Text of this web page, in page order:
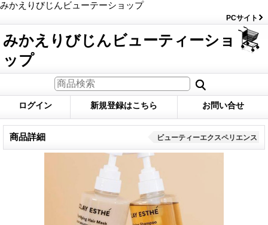
みかえりびじんビューテーショップ
PCサイト
みかえりびじんビューティーショ
ップ
ログイン 新規登録はこちら お問い合せ
商品詳細 ビューティーエクスペリエンス